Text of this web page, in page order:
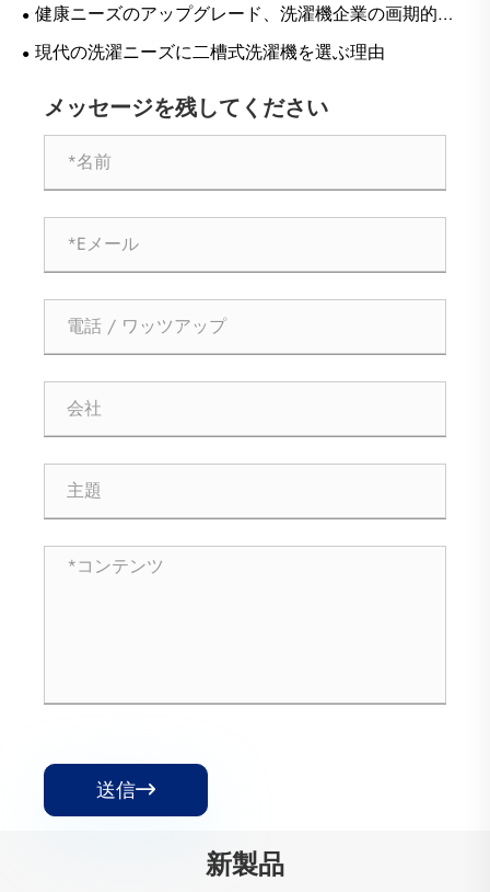
健康ニーズのアップグレード、洗濯機企業の画期的な
ポイントは分類された洗濯ケアですか？
現代の洗濯ニーズに二槽式洗濯機を選ぶ理由
メッセージを残してください
送信
新製品